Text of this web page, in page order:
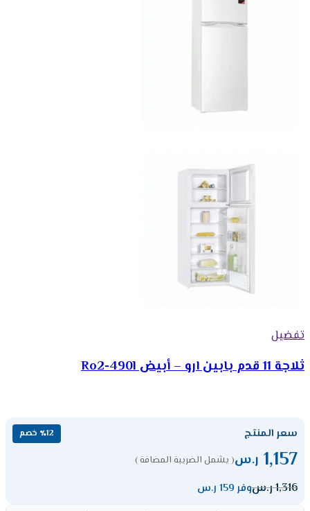
تفضيل
ثلاجة 11 قدم بابين ارو – أبيض Ro2-490l
سعر المنتج ٪12 خصم
1,157 ر.س( يشمل الضريبة المضافة )
1,316ر.سوفر 159 ر.س